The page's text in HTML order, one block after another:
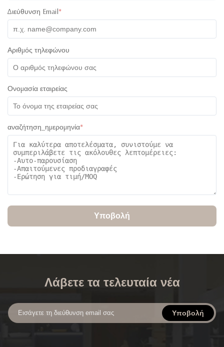
Διεύθυνση Email *
Αριθμός τηλεφώνου
Ονομασία εταιρείας
αναζήτηση_ημερομηνία*
Υποβολή
Λάβετε τα τελευταία νέα
Υποβολή